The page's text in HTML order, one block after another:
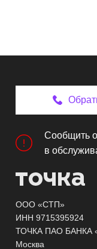
Сообщить
в
ООО «СТП»
ИНН 9715395924
ТОЧКА ПАО БАНКА
Москва